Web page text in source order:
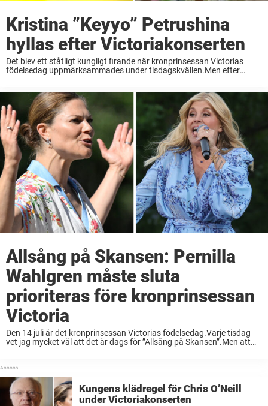
Kristina ”Keyyo” Petrushina
hyllas efter Victoriakonserten
Det blev ett ståtligt kungligt firande när kronprinsessan Victorias
födelsedag uppmärksammades under tisdagskvällen.Men efter
skriver en tittare på redaktionens Facebooksida ...
Allsång på Skansen: Pernilla
Wahlgren måste sluta
prioriteras före kronprinsessan
Victoria
Den 14 juli är det kronprinsessan Victorias födelsedag.Varje tisdag
vet jag mycket väl att det är dags för ”Allsång på Skansen”.Men att
Kungens klädregel för Chris O’Neill
under Victoriakonserten